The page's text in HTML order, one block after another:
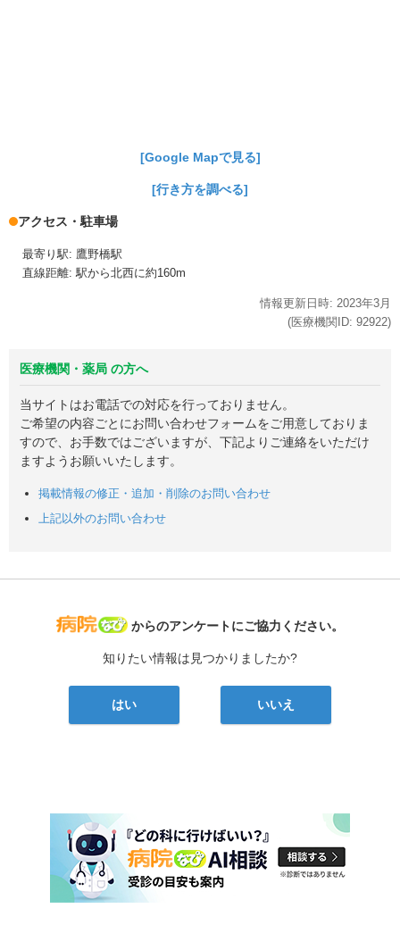
[Google Mapで見る]
[行き方を調べる]
アクセス・駐車場
最寄り駅: 鷹野橋駅
直線距離: 駅から北西に約160m
情報更新日時: 2023年3月
(医療機関ID: 92922)
医療機関・薬局 の方へ
当サイトはお電話での対応を行っておりません。
ご希望の内容ごとにお問い合わせフォームをご用意しておりま
すので、お手数ではございますが、下記よりご連絡をいただけ
ますようお願いいたします。
掲載情報の修正・追加・削除のお問い合わせ
上記以外のお問い合わせ
病院なび
からのアンケートにご協力ください。
知りたい情報は見つかりましたか?
はい いいえ